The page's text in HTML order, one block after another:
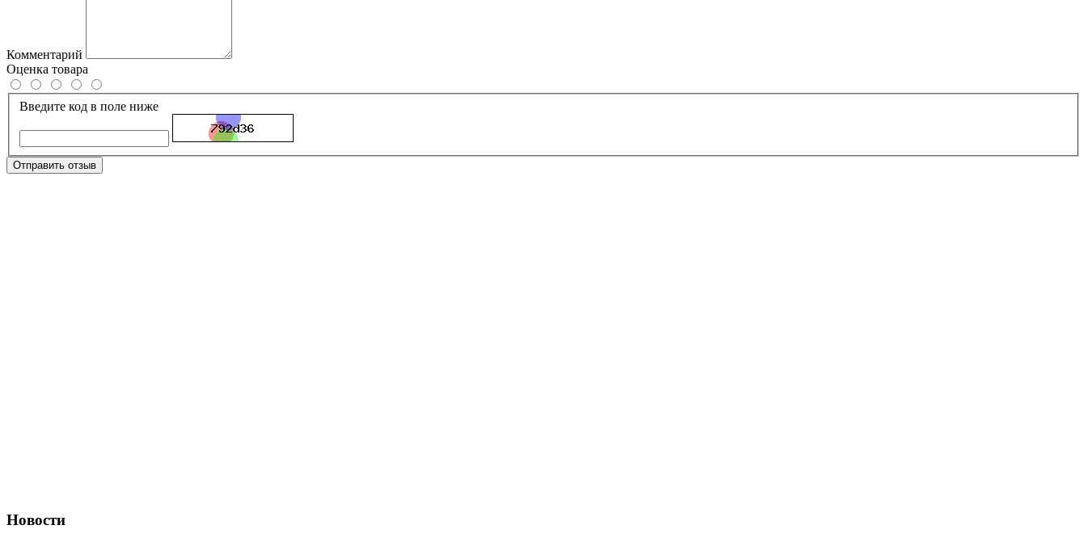
Комментарий
Оценка товара
Введите код в поле ниже
Отправить отзыв
Новости